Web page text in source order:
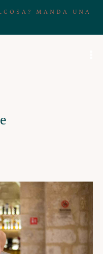
MANDA UNA